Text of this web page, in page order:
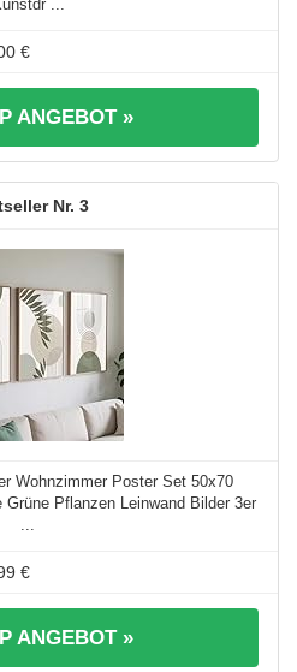
...
€
ANGEBOT »
3
Wohnzimmer Poster Set 50x70
Pflanzen Leinwand Bilder 3er
€
ANGEBOT »